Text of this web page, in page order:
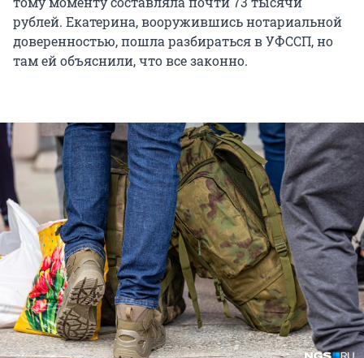
рублей. Екатерина, вооружившись нотариальной
доверенностью, пошла разбираться в УФССП, но
там ей объяснили, что все законно.